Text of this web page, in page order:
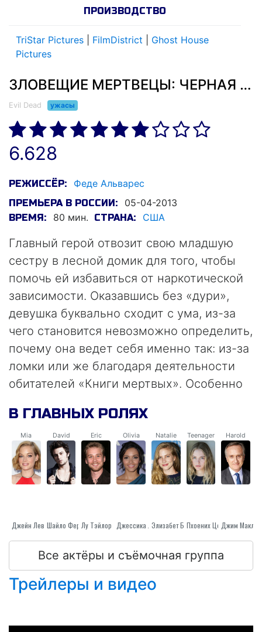
ПРОИЗВОДСТВО
TriStar Pictures FilmDistrict
Ghost House
Pictures
ЗЛОВЕЩИЕ МЕРТВЕЦЫ: ЧЕРНАЯ КНИГА (2013)
Evil Dead ужасы
6.628
РЕЖИССЁР: Феде Альварес
ПРЕМЬЕРА В РОССИИ: 05-04-2013
ВРЕМЯ: 80 мин. СТРАНА: США
Главный герой отвозит свою младшую
сестру в лесной домик для того, чтобы
помочь ей избавиться от наркотической
зависимости. Оказавшись без «дури»,
девушка буквально сходит с ума, из-за
чего становится невозможно определить,
почему она ведет себя именно так: из-за
ломки или же благодаря деятельности
обитателей «Книги мертвых». Особенно
прочел вслух отрывок из этой самой
книги.
В ГЛАВНЫХ РОЛЯХ
Mia
Джейн Леви
David
Шайло Фернандез
Eric
Лу Тэйлор Пуччи
Olivia
Джессика Лукас
Natalie
Элизабет Блэкмор
Teenager
Пхоениx Цонноллй
Harold
Джим
Все актёры и съёмочная группа
Трейлеры и видео